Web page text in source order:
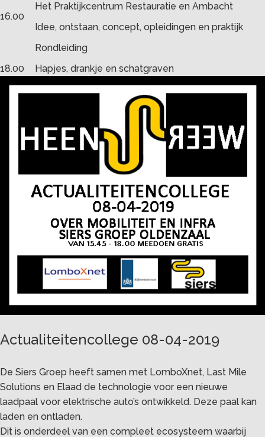
16.00
Het Praktijkcentrum Restauratie en Ambacht
Idee, ontstaan, concept, opleidingen en praktijk
Rondleiding
18.00
Hapjes, drankje en schatgraven
Actualiteitencollege 08-04-2019
De Siers Groep heeft samen met LomboXnet, Last Mile
Solutions en Elaad de technologie voor een nieuwe
laadpaal voor elektrische auto’s ontwikkeld. Deze paal kan
laden en ontladen.
Dit is onderdeel van een compleet ecosysteem waarbij